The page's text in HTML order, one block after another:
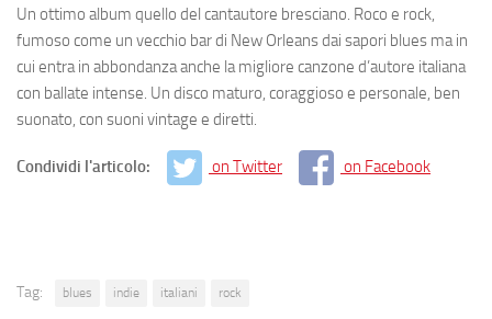
Un ottimo album quello del cantautore bresciano. Roco e rock,
fumoso come un vecchio bar di New Orleans dai sapori blues ma in
cui entra in abbondanza anche la migliore canzone d’autore italiana
con ballate intense. Un disco maturo, coraggioso e personale, ben
suonato, con suoni vintage e diretti.
Condividi l'articolo: on Twitter on Facebook
Tag: blues indie italiani rock